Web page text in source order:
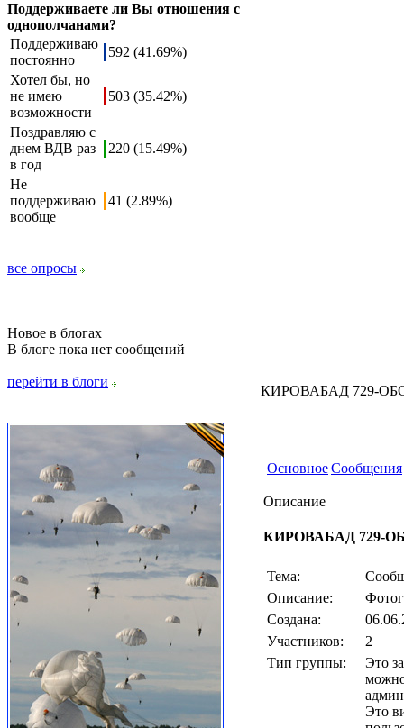
Поддерживаете ли Вы отношения с
однополчанами?
Поддерживаю
постоянно
592 (41.69%)
Хотел бы, но
не имею
возможности
503 (35.42%)
Поздравляю с
днем ВДВ раз
в год
220 (15.49%)
Не
поддерживаю
вообще
41 (2.89%)
все опросы
Новое в блогах
В блоге пока нет сообщений
перейти в блоги
КИРОВАБАД 729-
ОсновноеСообщения
Описание
КИРОВАБАД 729-
Тема:
Описание:
Создана:
Участников:
2
Тип группы:
Это
Это